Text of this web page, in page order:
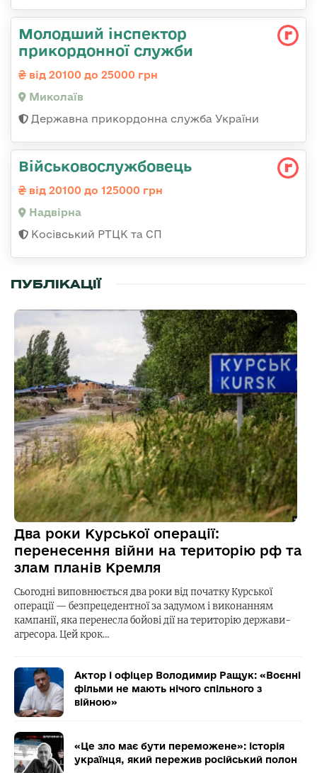
Молодший інспектор
прикордонної служби
від 20100 до 25000 грн
Миколаїв
Державна прикордонна служба України
Військовослужбовець
від 20100 до 125000 грн
Надвірна
Косівський РТЦК та СП
ПУБЛІКАЦІЇ
Два роки Курської операції:
перенесення війни на територію рф та
злам планів Кремля
Сьогодні виповнюється два роки від початку Курської
операції — безпрецедентної за задумом і виконанням
кампанії, яка перенесла бойові дії на територію держави-
агресора. Цей крок…
Актор і офіцер Володимир Ращук: «Воєнні
фільми не мають нічого спільного з
війною»
«Це зло має бути переможене»: історія
українця, який пережив російський полон